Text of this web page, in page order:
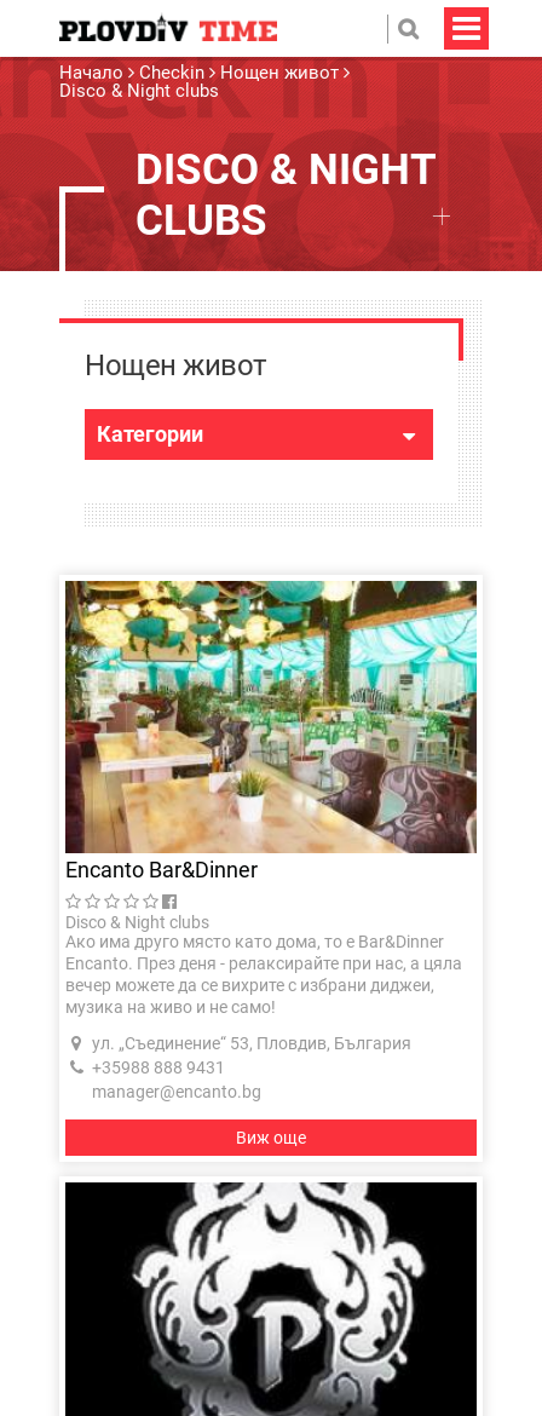
Начало Checkin
Нощен живот
Disco & Night clubs
DISCO & NIGHT
CLUBS
Нощен живот
Категории
Encanto Bar&Dinner
Disco & Night clubs
Ако има друго място като дома, то е Bar&Dinner
Encanto. През деня - релаксирайте при нас, а цяла
вечер можете да се вихрите с избрани диджеи,
музика на живо и не само!
ул. „Съединение“ 53, Пловдив, България
+35988 888 9431
manager@encanto.bg
Виж още